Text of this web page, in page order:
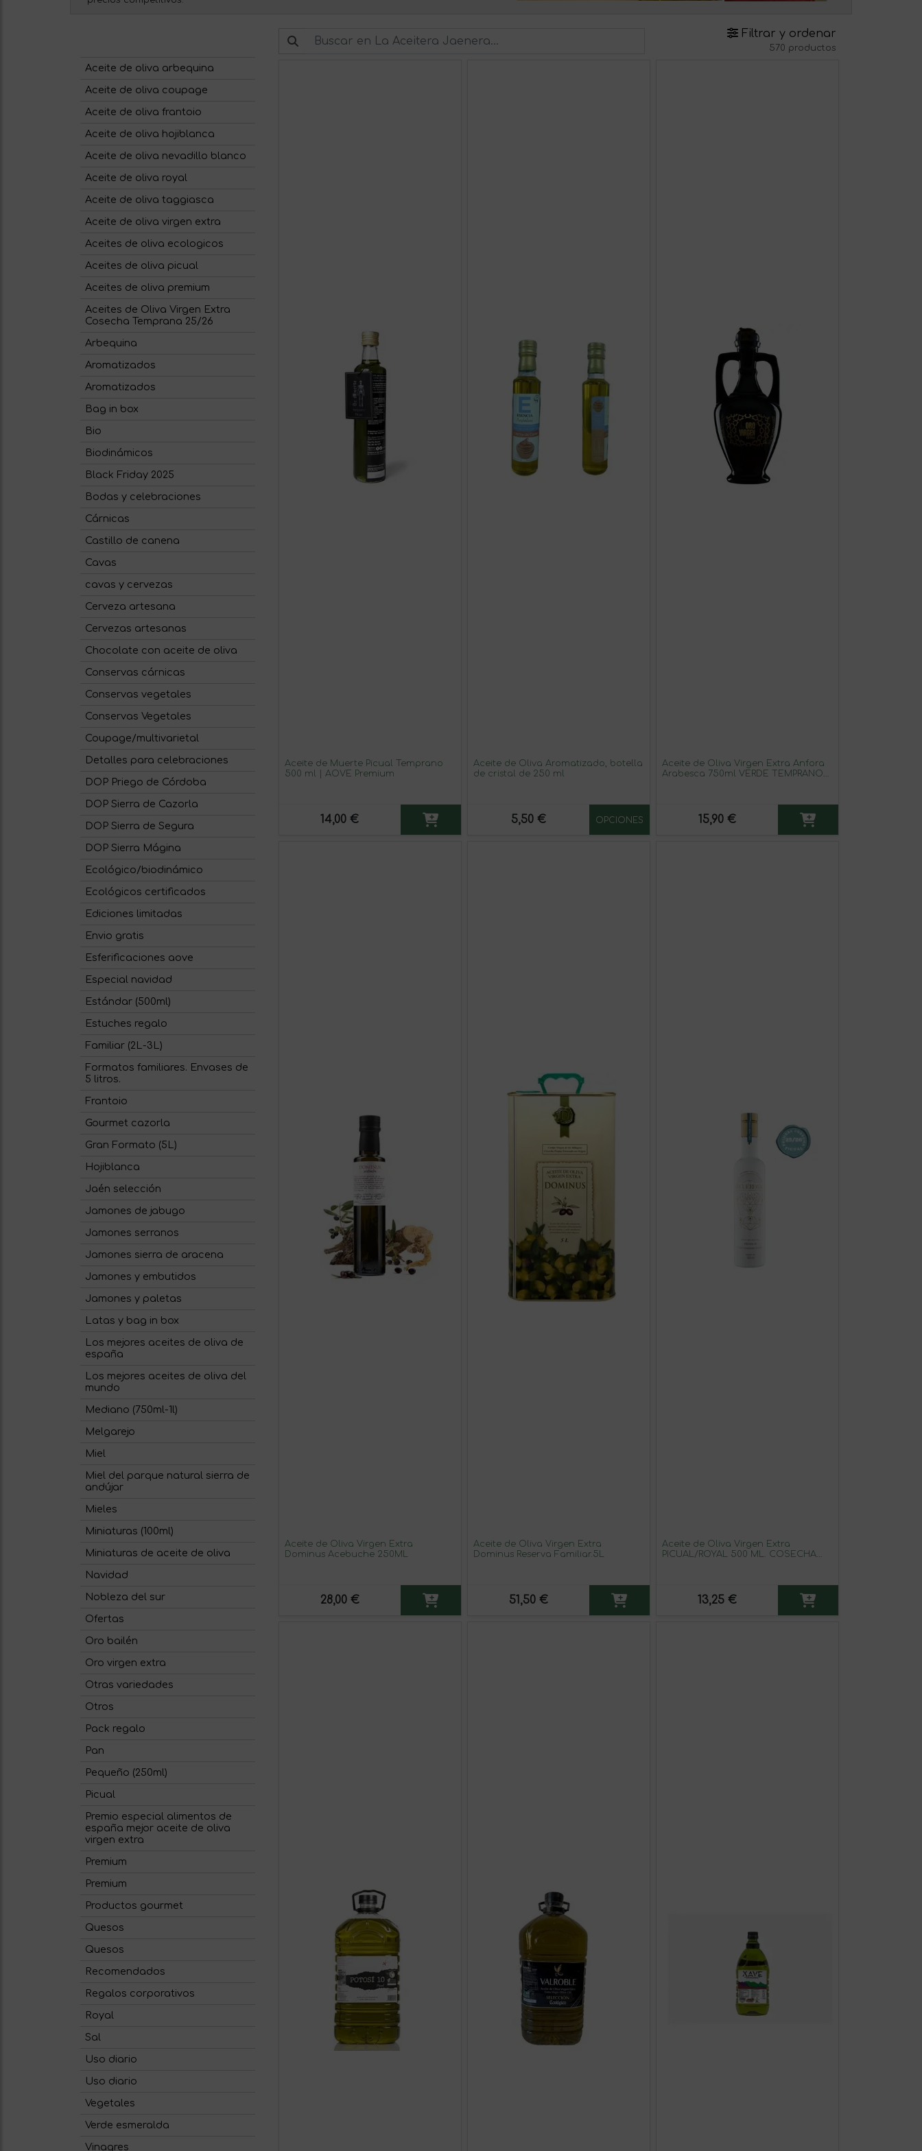
Filtrar y ordenar
570 productos
Aceite de oliva arbequina
Aceite de oliva coupage
Aceite de oliva frantoio
Aceite de oliva hojiblanca
Aceite de oliva nevadillo blanco
Aceite de oliva royal
Aceite de oliva taggiasca
Aceite de oliva virgen extra
Aceites de oliva ecologicos
Aceites de oliva picual
Aceites de oliva premium
Aceites de Oliva Virgen Extra
Cosecha Temprana 25/26
Arbequina
Aromatizados
Aromatizados
Bag in box
Bio
Biodinámicos
Black Friday 2025
Bodas y celebraciones
Cárnicas
Castillo de canena
Cavas
cavas y cervezas
Cerveza artesana
Cervezas artesanas
Chocolate con aceite de oliva
Conservas cárnicas
Conservas vegetales
Conservas Vegetales
Coupage/multivarietal
Detalles para celebraciones
DOP Priego de Córdoba
DOP Sierra de Cazorla
DOP Sierra de Segura
DOP Sierra Mágina
Ecológico/biodinámico
Ecológicos certificados
Ediciones limitadas
Envio gratis
Esferificaciones aove
Especial navidad
Estándar (500ml)
Estuches regalo
Familiar (2L-3L)
Formatos familiares. Envases de
5 litros.
Frantoio
Gourmet cazorla
Gran Formato (5L)
Hojiblanca
Jaén selección
Jamones de jabugo
Jamones serranos
Jamones sierra de aracena
Jamones y embutidos
Jamones y paletas
Latas y bag in box
Los mejores aceites de oliva de
españa
Los mejores aceites de oliva del
mundo
Mediano (750ml-1l)
Melgarejo
Miel
Miel del parque natural sierra de
andújar
Mieles
Miniaturas (100ml)
Miniaturas de aceite de oliva
Navidad
Nobleza del sur
Ofertas
Oro bailén
Oro virgen extra
Otras variedades
Otros
Pack regalo
Pan
Pequeño (250ml)
Picual
Premio especial alimentos de
españa mejor aceite de oliva
virgen extra
Premium
Premium
Productos gourmet
Quesos
Quesos
Recomendados
Regalos corporativos
Royal
Sal
Uso diario
Uso diario
Vegetales
Verde esmeralda
Vinagres
Aceite de Muerte Picual Temprano
500 ml | AOVE Premium
14,00 €
Aceite de Oliva Aromatizado, botella
de cristal de 250 ml
5,50 € OPCIONES
Aceite de Oliva Virgen Extra Ánfora
Arabesca 750ml VERDE TEMPRANO-
15,90 €
Aceite de Oliva Virgen Extra
Dominus Acebuche 250ML
28,00 €
Aceite de Oliva Virgen Extra
Dominus Reserva Familiar.5L
51,50 €
Aceite de Oliva Virgen Extra
PICUAL/ROYAL 500 ML. COSECHA
13,25 €